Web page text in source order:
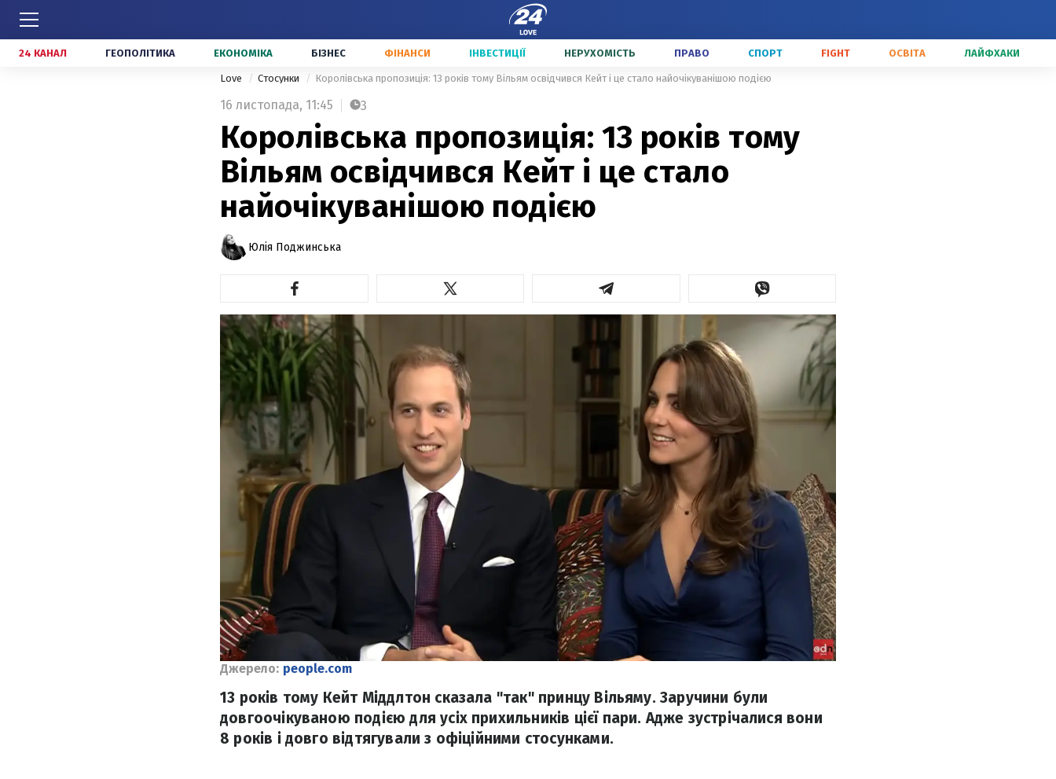
24 КАНАЛ ГЕОПОЛІТИКА ЕКОНОМІКА БІЗНЕС ФІНАНСИ ІНВЕСТИЦІЇ НЕРУХОМІСТЬ ПРАВО СПОРТ FIGHT ОСВІТА ЛАЙФХАКИ
Love Стосунки Королівська пропозиція: 13 років тому Вільям освідчився Кейт і це стало найочікуванішою подією
16 листопада, 11:45 3
Королівська пропозиція: 13 років тому
Вільям освідчився Кейт і це стало
найочікуванішою подією
Юлія Поджинська
Джерело: people.com
13 років тому Кейт Міддлтон сказала "так" принцу Вільяму. Заручини були
довгоочікуваною подією для усіх прихильників цієї пари. Адже зустрічалися вони
8 років і довго відтягували з офіційними стосунками.